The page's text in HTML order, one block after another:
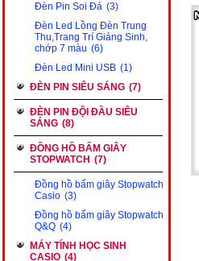
Đèn Pin Soi Đá (3)
Đèn Led Lồng Đèn Trung
Thu,Trang Trí Giáng Sinh,
chớp 7 màu (6)
Đèn Led Mini USB (1)
ĐÈN PIN SIÊU SÁNG (7)
ĐÈN PIN ĐỘI ĐẦU SIÊU
SÁNG (8)
ĐỒNG HỒ BẤM GIÂY
STOPWATCH (7)
Đồng hồ bấm giây Stopwatch
Casio (3)
Đồng hồ bấm giây Stopwatch
Q&Q (4)
MÁY TÍNH HỌC SINH
CASIO (4)